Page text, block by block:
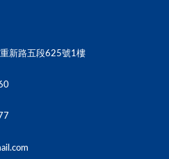
新路五段625號1樓